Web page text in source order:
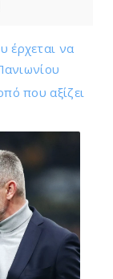
έρχεται να
που αξίζει